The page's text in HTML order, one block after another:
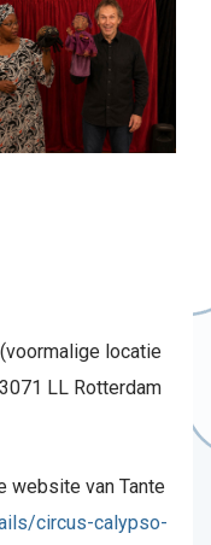
locatie
LL Rotterdam
website van Tante
circus-calypso-